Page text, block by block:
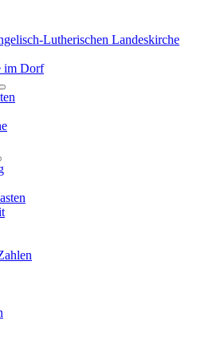
Lutherischen Landeskirche
im Dorf